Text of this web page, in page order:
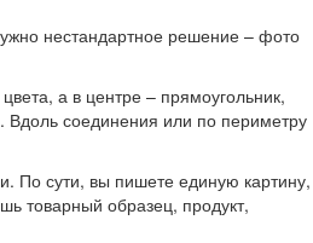
нестандартное решение – фото
а в центре – прямоугольник,
Вдоль соединения или по периметру
По сути, вы пишете единую картину,
товарный образец, продукт,